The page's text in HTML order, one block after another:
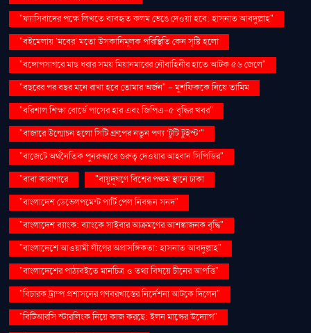
"ফ্যাসিবাদের পক্ষে লিখতে ব্যবহৃত কলম ভেঙে দেওয়া হবে: হাসনাত আবদুল্লাহ"
"বইমেলায় ‘মবের’ মতো উসকানিমূলক পরিস্থিতি কেন সৃষ্টি হলো
"বঙ্গোপসাগরে মাছ ধরার সময় মিয়ানমারের নৌবাহিনীর হাতে আটক ৫৬ জেলে"
"বছরের পর বছর মনে রাখা হবে তোমার অর্জন" – মুশফিককে নিয়ে তামিম
"বরিশাল শিক্ষা বোর্ডে পাসের হার এবং জিপিএ-৫ বৃদ্ধির খবর"
"বাজারে উন্মোচন হলো সিটি গ্রুপের নতুন পণ্য ‘টুটি টুইস্ট’"
"বাজেটে অর্থনৈতিক পুনরুদ্ধারে গুরুত্ব দেওয়ার আহ্বান সিপিডির"
"বাবা কারাগারে
"বায়ুদূষণে বিশ্বের পঞ্চম স্থানে ঢাকা
"বাংলাদেশ ডেভেলপমেন্ট পার্টি পেল নিবন্ধন সনদ"
"বাংলাদেশ ব্যাংক: ব্যাংকে সাইবার আক্রমণের আশঙ্কাজনক বৃদ্ধি"
"বাংলাদেশে আওয়ামী লীগের অপ্রাসঙ্গিকতা: হাসনাত আবদুল্লাহ"
"বাংলাদেশের পাঠ্যবইতে মানচিত্র ও তথ্য বিষয়ে চীনের আপত্তি"
"বিচারক ট্রাম্প প্রশাসনের গণবরখাস্তের নির্দেশনা আটকে দিলেন"
"বিটিআরসি স্টারলিংক নিয়ে কাজ করছে: ইলন মাস্কের উদ্যোগ"